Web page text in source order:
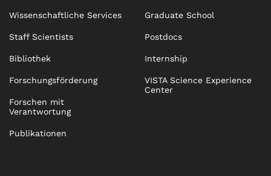
Wissenschaftliche Services
Staff Scientists
Bibliothek
Forschungsförderung
Forschen mit
Verantwortung
Publikationen
Graduate School
Postdocs
Internship
VISTA Science Experience
Center